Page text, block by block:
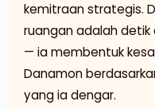
kemitraan strategis.
ruangan adalah detik
— ia membentuk
Danamon
yang ia dengar.